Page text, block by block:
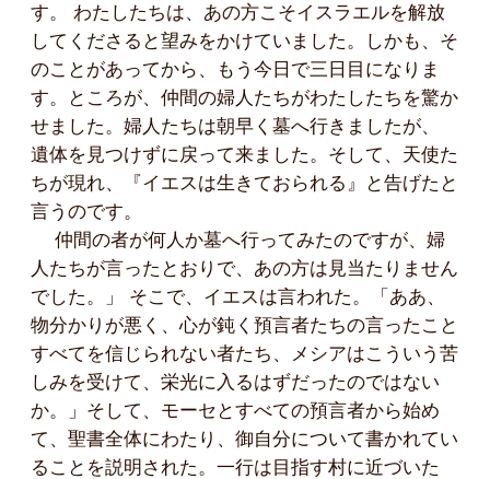
す。 わたしたちは、あの方こそイスラエルを解放
してくださると望みをかけていました。しかも、そ
のことがあってから、もう今日で三日目になりま
す。ところが、仲間の婦人たちがわたしたちを驚か
せました。婦人たちは朝早く墓へ行きましたが、
遺体を見つけずに戻って来ました。そして、天使た
ちが現れ、『イエスは生きておられる』と告げたと
言うのです。
仲間の者が何人か墓へ行ってみたのですが、婦
人たちが言ったとおりで、あの方は見当たりません
でした。」 そこで、イエスは言われた。「ああ、
物分かりが悪く、心が鈍く預言者たちの言ったこと
すべてを信じられない者たち、メシアはこういう苦
しみを受けて、栄光に入るはずだったのではない
か。」そして、モーセとすべての預言者から始め
て、聖書全体にわたり、御自分について書かれてい
ることを説明された。一行は目指す村に近づいた